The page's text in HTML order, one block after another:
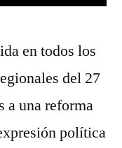
en todos los
del 27
a una reforma
política